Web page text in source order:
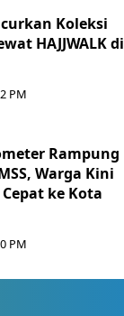
Koleksi
HAJJWALK di
PM
Rampung
Warga Kini
ke Kota
PM